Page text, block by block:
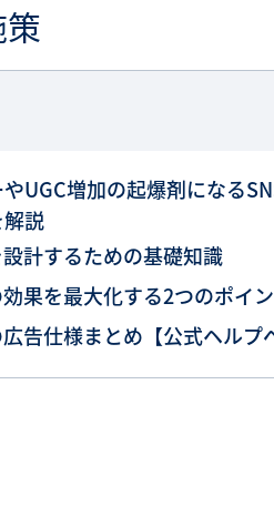
UGC増加の起爆剤になる
説
計するための基礎知識
果を最大化する2つのポイ
告仕様まとめ【公式ヘルプ